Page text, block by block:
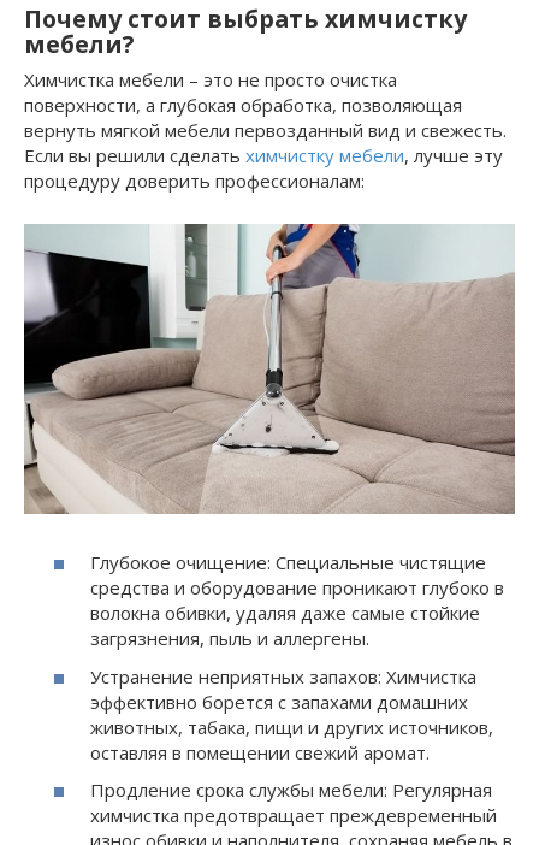
Почему стоит выбрать химчистку
мебели?
Химчистка мебели – это не просто очистка
поверхности, а глубокая обработка, позволяющая
вернуть мягкой мебели первозданный вид и свежесть.
Если вы решили сделать химчистку мебели, лучше эту
процедуру доверить профессионалам:
Глубокое очищение: Специальные чистящие
средства и оборудование проникают глубоко в
волокна обивки, удаляя даже самые стойкие
загрязнения, пыль и аллергены.
Устранение неприятных запахов: Химчистка
эффективно борется с запахами домашних
животных, табака, пищи и других источников,
оставляя в помещении свежий аромат.
Продление срока службы мебели: Регулярная
химчистка предотвращает преждевременный